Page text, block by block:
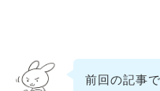
前回の記事